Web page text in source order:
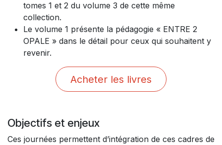
tomes 1 et 2 du volume 3 de cette même
collection.
Le volume 1 présente la pédagogie « ENTRE 2
OPALE » dans le détail pour ceux qui souhaitent y
revenir.
Acheter les livres
Objectifs et enjeux
Ces journées permettent d’intégration de ces cadres de